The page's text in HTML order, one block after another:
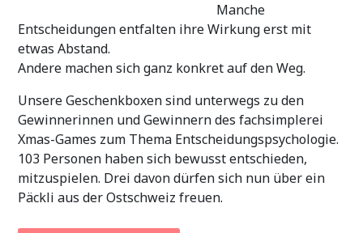
Manche
Entscheidungen entfalten ihre Wirkung erst mit
etwas Abstand.
Andere machen sich ganz konkret auf den Weg.
Unsere Geschenkboxen sind unterwegs zu den
Gewinnerinnen und Gewinnern des fachsimplerei
Xmas-Games zum Thema Entscheidungspsychologie.
103 Personen haben sich bewusst entschieden,
mitzuspielen. Drei davon dürfen sich nun über ein
Päckli aus der Ostschweiz freuen.